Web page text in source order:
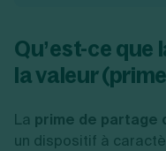
Qu’est-ce que
la valeur
La prime de partage
un dispositif à